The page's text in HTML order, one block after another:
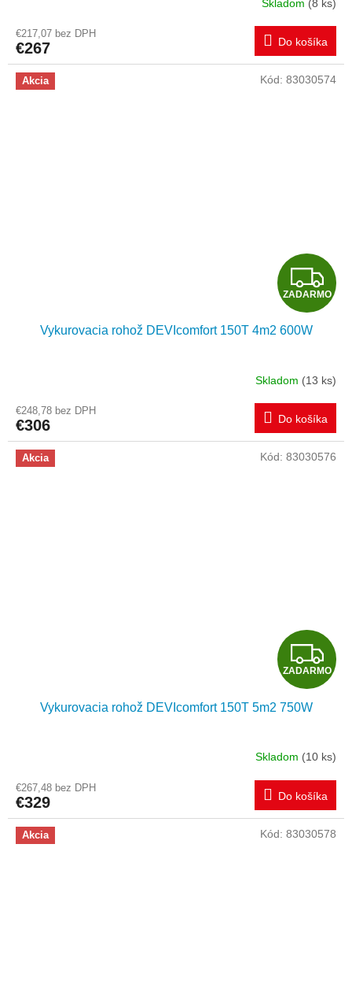
R
M
Skladom (8 ks)
€217,07 bez DPH
€267 Do košíka
Akcia
Z
A
A
R
M
ZADARMO
Vykurovacia rohož DEVIcomfort 150T 4m2 600W
Skladom (13 ks)
€248,78 bez DPH
€306 Do košíka
Kód: 83030574
Akcia
Z
A
A
R
M
ZADARMO
Vykurovacia rohož DEVIcomfort 150T 5m2 750W
Skladom (10 ks)
€267,48 bez DPH
€329 Do košíka
Kód: 83030576
Akcia Kód: 83030578